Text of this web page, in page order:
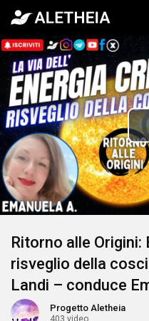
Ritorno alle Origini:
risveglio della
Landi – conduce
Progetto Aletheia
403 video